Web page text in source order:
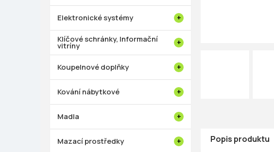
n
l
Elektronické systémy
Klíčové schránky, Informační
vitríny
Koupelnové doplňky
Kování nábytkové
Madla
Mazací prostředky Popis produktu